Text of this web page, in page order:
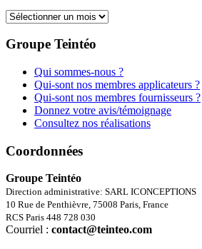
Archives
Groupe Teintéo
Qui sommes-nous ?
Qui-sont nos membres applicateurs ?
Qui-sont nos membres fournisseurs ?
Donnez votre avis/témoignage
Consultez nos réalisations
Coordonnées
Groupe Teintéo
Direction administrative: SARL ICONCEPTIONS
10 Rue de Penthièvre, 75008 Paris, France
RCS Paris 448 728 030
Courriel : contact@teinteo.com